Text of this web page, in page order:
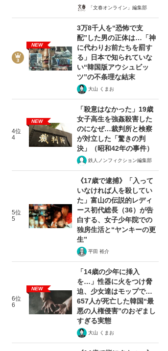
「文春オンライン」編集部
NEW
3万8千人を“恐怖で支
配”した男の正体は…「神
に代わりお前たちを罰す
る」日本で知られていな
い“韓国版アウシュビッ
ツ”の不条理な結末
大山 くまお
4位
4
NEW
「殺意はなかった」19歳
女子高生を強姦殺害した
のになぜ…裁判所と検察
が対立した「驚きの判
決」（昭和42年の事件）
鉄人ノンフィクション編集部
5位
5
《17歳で逮捕》「入って
いなければ人を殺してい
た」富山の伝説的レディ
ース初代総長（36）が告
白する、女子少年院での
独房生活と“ヤンキーの更
生”
平田 裕介
6位
6
NEW
「14歳の少年に挿入
を…」性器に火をつけ脅
迫、少女達はモップで…
657人が死亡した韓国“最
悪の人権侵害”のおぞまし
すぎる実態
大山 くまお